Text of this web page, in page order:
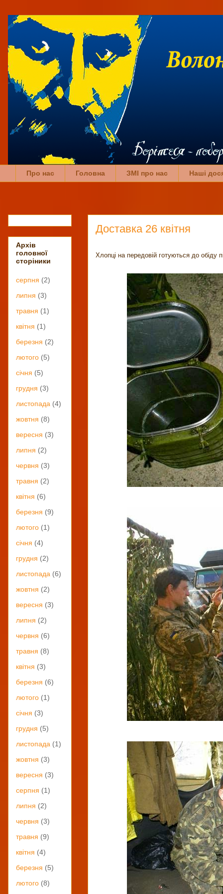
Про нас Головна ЗМІ про нас Наші
Доставка 26 квітня
Хлопці на передовій готуються до обіду
Архів
головної
сторіники
серпня (2)
липня (3)
травня (1)
квітня (1)
березня (2)
лютого (5)
січня (5)
грудня (3)
листопада (4)
жовтня (8)
вересня (3)
липня (2)
червня (3)
травня (2)
квітня (6)
березня (9)
лютого (1)
січня (4)
грудня (2)
листопада (6)
жовтня (2)
вересня (3)
липня (2)
червня (6)
травня (8)
квітня (3)
березня (6)
лютого (1)
січня (3)
грудня (5)
листопада (1)
жовтня (3)
вересня (3)
серпня (1)
липня (2)
червня (3)
травня (9)
квітня (4)
березня (5)
лютого (8)